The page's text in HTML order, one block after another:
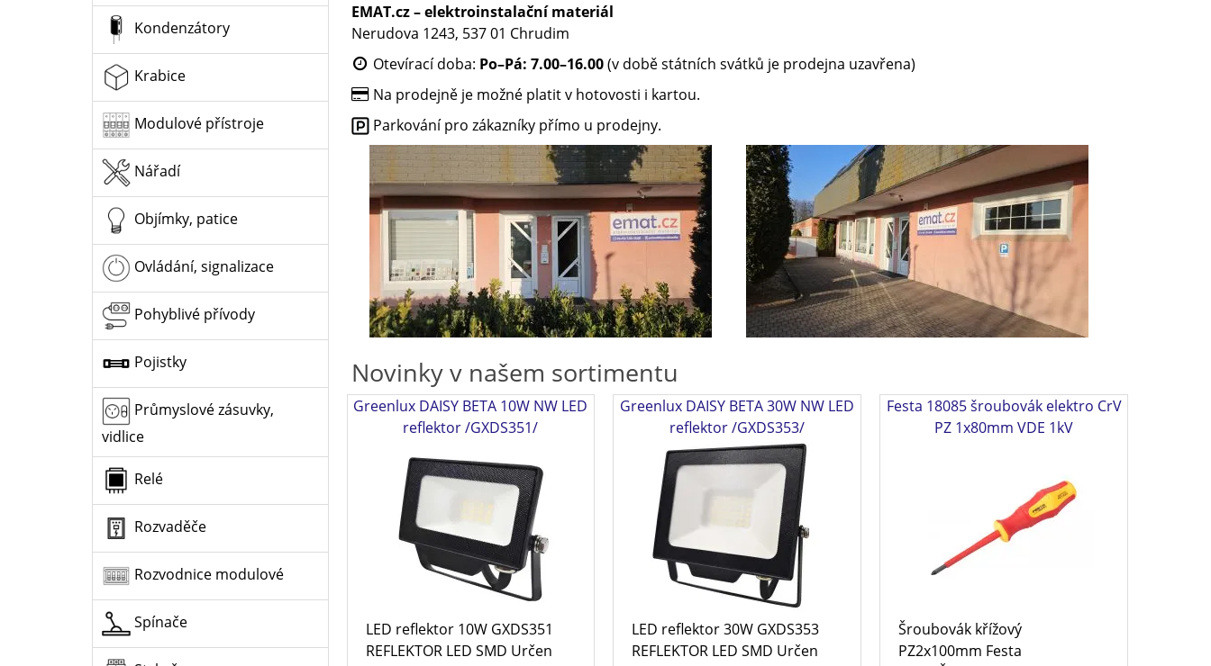
Kondenzátory
Krabice
Modulové přístroje
Nářadí
Objímky, patice
Ovládání, signalizace
Pohyblivé přívody
Pojistky
Průmyslové zásuvky,
vidlice
Relé
Rozvaděče
Rozvodnice modulové
Spínače
EMAT.cz – elektroinstalační materiál
Nerudova 1243, 537 01 Chrudim
Otevírací doba: Po–Pá: 7.00–16.00(v době státních svátků je prodejna uzavřena)
Na prodejně je možné platit v hotovosti i kartou.
Parkování pro zákazníky přímo u prodejny.
Novinky v našem sortimentu
Greenlux DAISY BETA 10W NW LED
reflektor /GXDS351/
LED reflektor 10W GXDS351
REFLEKTOR LED SMD Určen
Greenlux DAISY BETA 30W NW LED
reflektor /GXDS353/
LED reflektor 30W GXDS353
REFLEKTOR LED SMD Určen
Festa 18085 šroubovák elektro CrV
PZ 1x80mm VDE 1kV
Šroubovák křížový
PZ2x100mm Festa